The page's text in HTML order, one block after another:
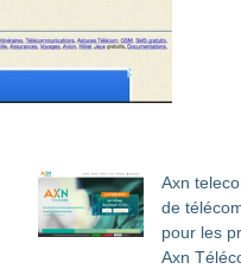
Axn
de
pour les
Axn